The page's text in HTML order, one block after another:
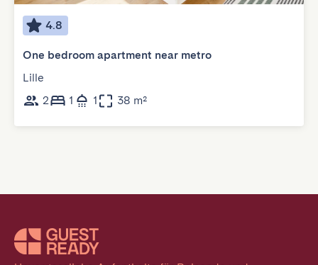
4.8
One bedroom apartment near metro
Lille
2
1 1 38 m²